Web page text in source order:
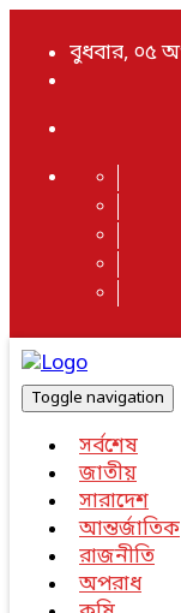
বুধবার, ০৫
Toggle navigation
সর্বশেষ
জাতীয়
সারাদেশ
আন্তর্জাতিক
রাজনীতি
অপরাধ